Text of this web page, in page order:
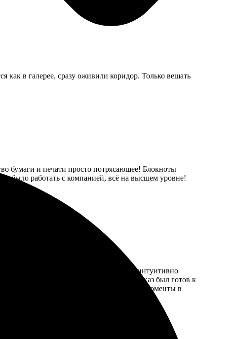
в галерее, сразу оживили коридор. Только вешать
бумаги и печати просто потрясающее! Блокноты
было работать с компанией, всё на высшем уровне!
оформления оказался простым и интуитивно
результат. После небольших правок заказ был готов к
всем, кто хочет запечатлеть свои моменты в